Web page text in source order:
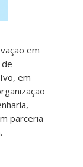
em
em
parceria